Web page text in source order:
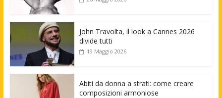
John Travolta, il look a Cannes 2026
divide tutti
19 Maggio 2026
Abiti da donna a strati: come creare
composizioni armoniose